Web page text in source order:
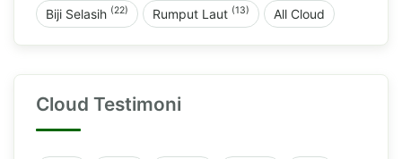
Biji Selasih (22) Rumput Laut (13) All Cloud
Cloud Testimoni